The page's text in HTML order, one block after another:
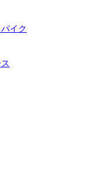
イク